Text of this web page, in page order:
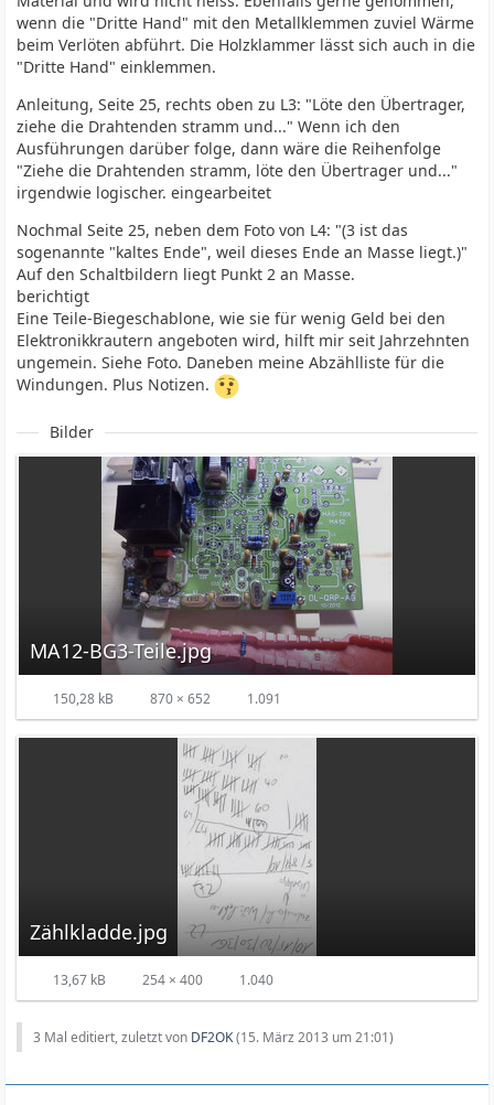
wenn die "Dritte Hand" mit den Metallklemmen zuviel Wärme
beim Verlöten abführt. Die Holzklammer lässt sich auch in die
"Dritte Hand" einklemmen.
Anleitung, Seite 25, rechts oben zu L3: "Löte den Übertrager,
ziehe die Drahtenden stramm und..." Wenn ich den
Ausführungen darüber folge, dann wäre die Reihenfolge
"Ziehe die Drahtenden stramm, löte den Übertrager und..."
irgendwie logischer. eingearbeitet
Nochmal Seite 25, neben dem Foto von L4: "(3 ist das
sogenannte "kaltes Ende", weil dieses Ende an Masse liegt.)"
Auf den Schaltbildern liegt Punkt 2 an Masse.
berichtigt
Eine Teile-Biegeschablone, wie sie für wenig Geld bei den
Elektronikkrautern angeboten wird, hilft mir seit Jahrzehnten
ungemein. Siehe Foto. Daneben meine Abzählliste für die
Windungen. Plus Notizen.
Bilder
MA12-BG3-Teile.jpg
150,28 kB 870 × 652 1.091
Zählkladde.jpg
13,67 kB 254 × 400 1.040
3 Mal editiert, zuletzt von DF2OK(15. März 2013 um 21:01)